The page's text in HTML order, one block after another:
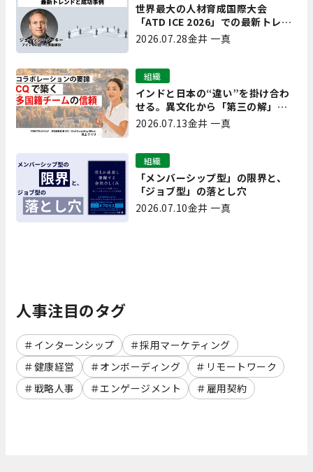
世界最大の人材育成国際大会
「ATD ICE 2026」での最新トレン
ドと成功事例｜「重要で実用的
な、日本にも合う」ホットトピッ
2026.07.28金井 一真
インドと日本の“違い”を掛け合わ
せる。異文化から「第三の解」を
生み出す実践【現場を変えるCQ白
組織
2026.07.13金井 一真
「メンバーシップ型」の限界と、
「ジョブ型」の落とし穴
組織
2026.07.10金井 一真
人事注目のタグ
インターンシップ
採用マーケティング
健康経営
オンボーディング
リモートワーク
戦略人事
エンゲージメント 雇用契約